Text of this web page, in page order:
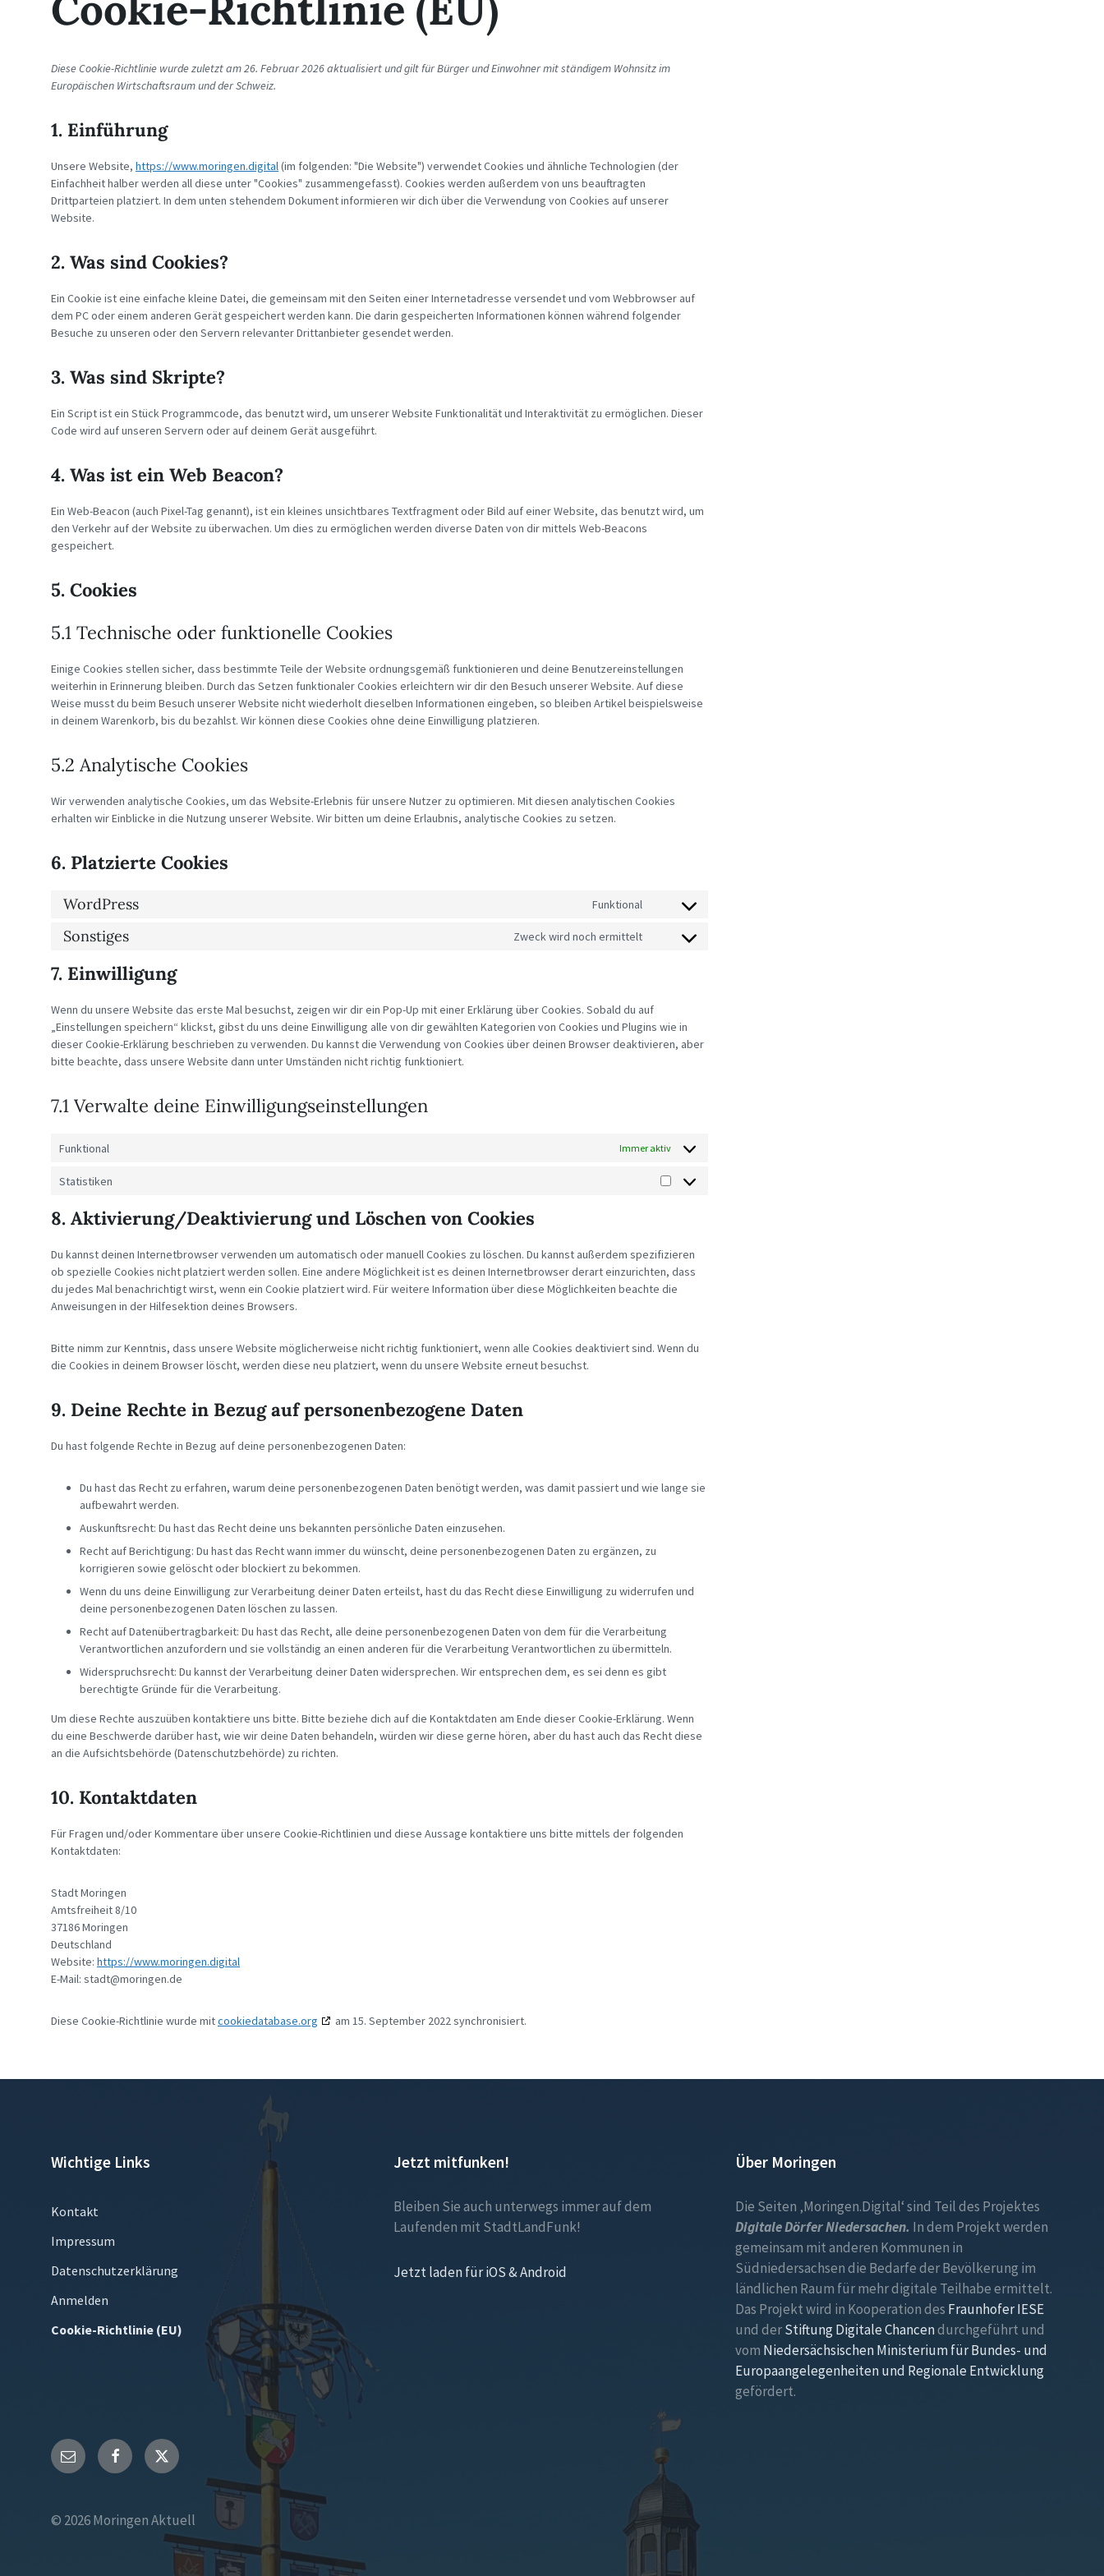
Diese Cookie-Richtlinie wurde zuletzt am 26. Februar 2026 aktualisiert und gilt für Bürger und Einwohner mit ständigem Wohnsitz im
Europäischen Wirtschaftsraum und der Schweiz.
1. Einführung
Unsere Website, https://www.moringen.digital(im folgenden: "Die Website") verwendet Cookies und ähnliche Technologien (der
Einfachheit halber werden all diese unter "Cookies" zusammengefasst). Cookies werden außerdem von uns beauftragten
Drittparteien platziert. In dem unten stehendem Dokument informieren wir dich über die Verwendung von Cookies auf unserer
Website.
2. Was sind Cookies?
Ein Cookie ist eine einfache kleine Datei, die gemeinsam mit den Seiten einer Internetadresse versendet und vom Webbrowser auf
dem PC oder einem anderen Gerät gespeichert werden kann. Die darin gespeicherten Informationen können während folgender
Besuche zu unseren oder den Servern relevanter Drittanbieter gesendet werden.
3. Was sind Skripte?
Ein Script ist ein Stück Programmcode, das benutzt wird, um unserer Website Funktionalität und Interaktivität zu ermöglichen. Dieser
Code wird auf unseren Servern oder auf deinem Gerät ausgeführt.
4. Was ist ein Web Beacon?
Ein Web-Beacon (auch Pixel-Tag genannt), ist ein kleines unsichtbares Textfragment oder Bild auf einer Website, das benutzt wird, um
den Verkehr auf der Website zu überwachen. Um dies zu ermöglichen werden diverse Daten von dir mittels Web-Beacons
gespeichert.
5. Cookies
5.1 Technische oder funktionelle Cookies
Einige Cookies stellen sicher, dass bestimmte Teile der Website ordnungsgemäß funktionieren und deine Benutzereinstellungen
weiterhin in Erinnerung bleiben. Durch das Setzen funktionaler Cookies erleichtern wir dir den Besuch unserer Website. Auf diese
Weise musst du beim Besuch unserer Website nicht wiederholt dieselben Informationen eingeben, so bleiben Artikel beispielsweise
in deinem Warenkorb, bis du bezahlst. Wir können diese Cookies ohne deine Einwilligung platzieren.
5.2 Analytische Cookies
Wir verwenden analytische Cookies, um das Website-Erlebnis für unsere Nutzer zu optimieren. Mit diesen analytischen Cookies
erhalten wir Einblicke in die Nutzung unserer Website. Wir bitten um deine Erlaubnis, analytische Cookies zu setzen.
6. Platzierte Cookies
WordPress Funktional
CONSENT
SERVICE
WORDPRESS
Sonstiges Zweck wird noch ermittelt
CONSENT
7. Einwilligung
Wenn du unsere Website das erste Mal besuchst, zeigen wir dir ein Pop-Up mit einer Erklärung über Cookies. Sobald du auf
„Einstellungen speichern“ klickst, gibst du uns deine Einwilligung alle von dir gewählten Kategorien von Cookies und Plugins wie in
dieser Cookie-Erklärung beschrieben zu verwenden. Du kannst die Verwendung von Cookies über deinen Browser deaktivieren, aber
bitte beachte, dass unsere Website dann unter Umständen nicht richtig funktioniert.
7.1 Verwalte deine Einwilligungseinstellungen
Funktional Immer aktiv
Statistiken STATISTIKEN
8. Aktivierung/Deaktivierung und Löschen von Cookies
Du kannst deinen Internetbrowser verwenden um automatisch oder manuell Cookies zu löschen. Du kannst außerdem spezifizieren
ob spezielle Cookies nicht platziert werden sollen. Eine andere Möglichkeit ist es deinen Internetbrowser derart einzurichten, dass
du jedes Mal benachrichtigt wirst, wenn ein Cookie platziert wird. Für weitere Information über diese Möglichkeiten beachte die
Anweisungen in der Hilfesektion deines Browsers.
Bitte nimm zur Kenntnis, dass unsere Website möglicherweise nicht richtig funktioniert, wenn alle Cookies deaktiviert sind. Wenn du
die Cookies in deinem Browser löscht, werden diese neu platziert, wenn du unsere Website erneut besuchst.
9. Deine Rechte in Bezug auf personenbezogene Daten
Du hast folgende Rechte in Bezug auf deine personenbezogenen Daten:
Du hast das Recht zu erfahren, warum deine personenbezogenen Daten benötigt werden, was damit passiert und wie lange sie
aufbewahrt werden.
Auskunftsrecht: Du hast das Recht deine uns bekannten persönliche Daten einzusehen.
Recht auf Berichtigung: Du hast das Recht wann immer du wünscht, deine personenbezogenen Daten zu ergänzen, zu
korrigieren sowie gelöscht oder blockiert zu bekommen.
Wenn du uns deine Einwilligung zur Verarbeitung deiner Daten erteilst, hast du das Recht diese Einwilligung zu widerrufen und
deine personenbezogenen Daten löschen zu lassen.
Recht auf Datenübertragbarkeit: Du hast das Recht, alle deine personenbezogenen Daten von dem für die Verarbeitung
Verantwortlichen anzufordern und sie vollständig an einen anderen für die Verarbeitung Verantwortlichen zu übermitteln.
Widerspruchsrecht: Du kannst der Verarbeitung deiner Daten widersprechen. Wir entsprechen dem, es sei denn es gibt
berechtigte Gründe für die Verarbeitung.
Um diese Rechte auszuüben kontaktiere uns bitte. Bitte beziehe dich auf die Kontaktdaten am Ende dieser Cookie-Erklärung. Wenn
du eine Beschwerde darüber hast, wie wir deine Daten behandeln, würden wir diese gerne hören, aber du hast auch das Recht diese
an die Aufsichtsbehörde (Datenschutzbehörde) zu richten.
10. Kontaktdaten
Für Fragen und/oder Kommentare über unsere Cookie-Richtlinien und diese Aussage kontaktiere uns bitte mittels der folgenden
Kontaktdaten:
Stadt Moringen
Amtsfreiheit 8/10
37186 Moringen
Deutschland
Website: https://www.moringen.digital
E-Mail: stadt@moringen.de
Diese Cookie-Richtlinie wurde mitcookiedatabase.org am 15. September 2022 synchronisiert.
Wichtige Links
Kontakt
Impressum
Datenschutzerklärung
Anmelden
Cookie-Richtlinie (EU)
Jetzt mitfunken!
Bleiben Sie auch unterwegs immer auf dem
Laufenden mit StadtLandFunk!
Jetzt laden für iOS & Android
Über Moringen
Die Seiten ‚Moringen.Digital‘ sind Teil des Projektes
Digitale Dörfer Niedersachen. In dem Projekt werden
gemeinsam mit anderen Kommunen in
Südniedersachsen die Bedarfe der Bevölkerung im
ländlichen Raum für mehr digitale Teilhabe ermittelt.
Das Projekt wird in Kooperation des Fraunhofer IESE
und derStiftung Digitale Chancendurchgeführt und
vom Niedersächsischen Ministerium für Bundes- und
Europaangelegenheiten und Regionale Entwicklung
gefördert.
E- Facebook Twitter
© 2026 Moringen Aktuell